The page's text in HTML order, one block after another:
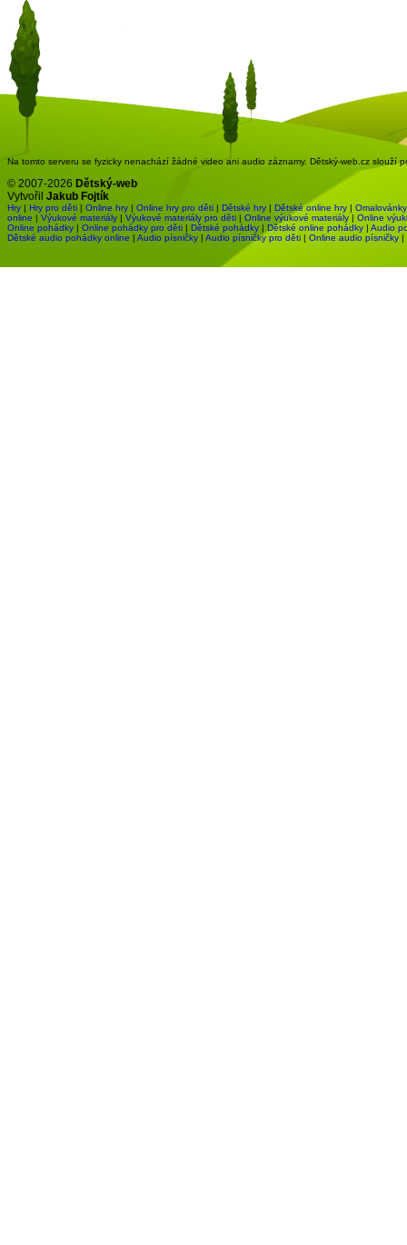
Na tomto serveru se fyzicky nenachází žádné video ani audio záznamy. Dětský-web.cz slouží
© 2007-2026 Dětský-web
Vytvořil Jakub Fojtík
Hry | Hry pro děti | Online hry | Online hry pro děti | Dětské hry | Dětské online hry | Omalovánky
online | Výukové materiály | Výukové materiály pro děti | Online výukové materiály | Online
Online pohádky | Online pohádky pro děti | Dětské pohádky | Dětské online pohádky | Audio
Dětské audio pohádky online | Audio písničky | Audio písničky pro děti | Online audio písničky |